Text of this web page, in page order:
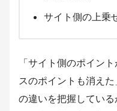
サイト側の上乗
「サイト側のポイン
スのポイントも消え
の違いを把握してい